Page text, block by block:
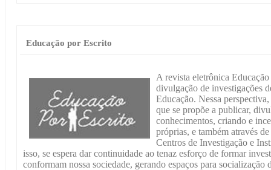
Educação por Escrito
A revista eletrônica
divulgação de investigações
Educação. Nessa
que se propõe a publicar,
conhecimentos, criando e
próprias, e também através
Centros de Investigação e
isso, se espera dar continuidade ao tenaz esforço de formar
conformam nossa sociedade, gerando espaços para socialização